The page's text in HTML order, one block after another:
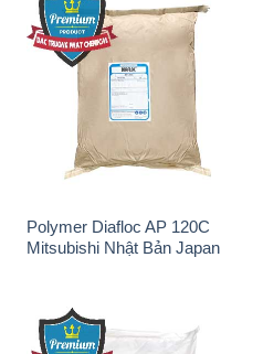
Polymer Diafloc AP 120C
Mitsubishi Nhật Bản Japan